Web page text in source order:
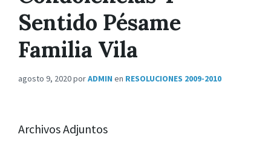
Sentido Pésame
Familia Vila
agosto 9, 2020porADMIN en RESOLUCIONES 2009-2010
Archivos Adjuntos